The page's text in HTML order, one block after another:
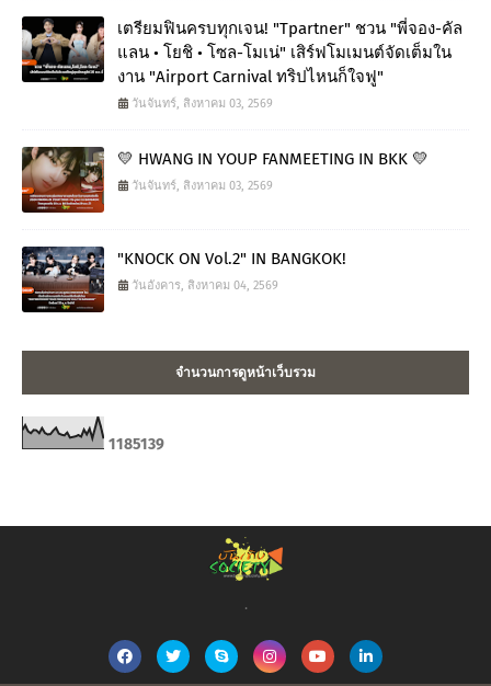
เตรียมฟินครบทุกเจน! "Tpartner" ชวน "พี่จอง-คัล
แลน • โยชิ • โซล-โมเน่" เสิร์ฟโมเมนต์จัดเต็มใน
งาน "Airport Carnival ทริปไหนก็ใจฟู"
วันจันทร์, สิงหาคม 03, 2569
💛 HWANG IN YOUP FANMEETING IN BKK 💛
วันจันทร์, สิงหาคม 03, 2569
"KNOCK ON Vol.2" IN BANGKOK!
วันอังคาร, สิงหาคม 04, 2569
จำนวนการดูหน้าเว็บรวม
1185139
.